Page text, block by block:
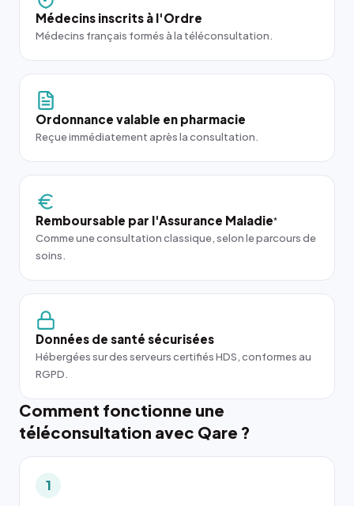
Médecins inscrits à l'Ordre
Médecins français formés à la téléconsultation.
Ordonnance valable en pharmacie
Reçue immédiatement après la consultation.
Remboursable par l'Assurance Maladie*
Comme une consultation classique, selon le parcours de
soins.
Données de santé sécurisées
Hébergées sur des serveurs certifiés HDS, conformes au
RGPD.
Comment fonctionne une
téléconsultation avec Qare ?
1